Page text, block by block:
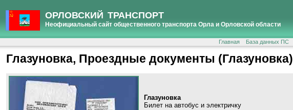
ОРЛОВСКИЙ ТРАНСПОРТ
Неофициальный сайт общественного транспорта Орла и Орловской области
Главная База данных ПС
Глазуновка, Проездные документы (Глазуновка)
Глазуновка
Билет на автобус и электричку